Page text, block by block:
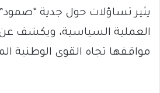
يثير تساؤلات حول جدية
العملية السياسية، ويكشف عن
مواقفها تجاه القوى الوطنية